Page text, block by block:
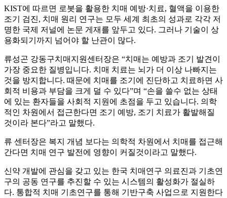
KIST에 따르면 로봇을 활용한 치매 예방·치료, 혈액을 이용한
조기 검진, 치매 원리 연구는 모두 세계 최초의 성과로 각각 저
명한 국제 저널에 논문 게재를 앞두고 있다. 그러나 기술이 상
용화되기까지 넘어야 할 난관이 많다.
류성곤 강동구치매지원센터장은 “치매는 예방과 조기 발견이
가장 중요한 질병입니다. 치매 치료는 뇌가 더 이상 나빠지는
것을 방지합니다. 때문에 치매를 조기에 진단하고 치료하면 사
회적 비용과 부담을 크게 덜 수 있다”며 “손을 쓸수 없는 상태
에 있는 환자들을 사회적 지원에 초점을 두고 있습니다. 의학
적인 차원에서 접근한다면 조기 예방, 조기 치료가 활발해질
것이라 본다”라고 말했다.
류 센터장은 복지 개념 보다는 의학적 차원에서 치매를 접근해
간다면 치매 연구 발전에 영향이 커질것이라고 말했다.
신약 개발에 관심을 갖고 있는 한국 치매연구 의료진과 기초연
구의 공동 연구를 추진할 수 있는 시스템의 활성화가 절실하
다. 통합적 치매 기초연구를 통해 기반구축 사업으로 지원한다